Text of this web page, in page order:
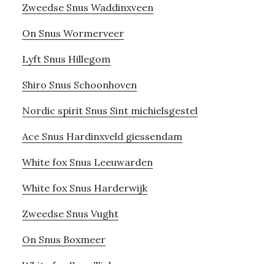
Zweedse Snus Waddinxveen
On Snus Wormerveer
Lyft Snus Hillegom
Shiro Snus Schoonhoven
Nordic spirit Snus Sint michielsgestel
Ace Snus Hardinxveld giessendam
White fox Snus Leeuwarden
White fox Snus Harderwijk
Zweedse Snus Vught
On Snus Boxmeer